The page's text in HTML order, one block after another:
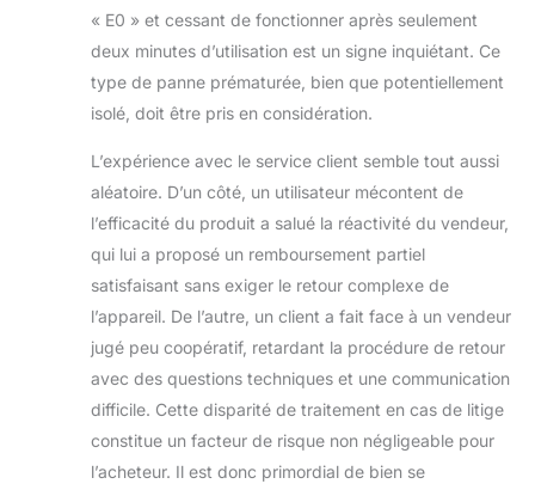
« E0 » et cessant de fonctionner après seulement
deux minutes d’utilisation est un signe inquiétant. Ce
type de panne prématurée, bien que potentiellement
isolé, doit être pris en considération.
L’expérience avec le service client semble tout aussi
aléatoire. D’un côté, un utilisateur mécontent de
l’efficacité du produit a salué la réactivité du vendeur,
qui lui a proposé un remboursement partiel
satisfaisant sans exiger le retour complexe de
l’appareil. De l’autre, un client a fait face à un vendeur
jugé peu coopératif, retardant la procédure de retour
avec des questions techniques et une communication
difficile. Cette disparité de traitement en cas de litige
constitue un facteur de risque non négligeable pour
l’acheteur. Il est donc primordial de bien se